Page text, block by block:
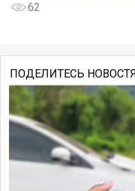
62
ПОДЕЛИТЕСЬ